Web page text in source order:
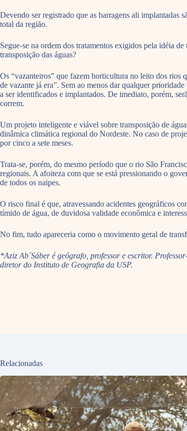
Devendo ser registrado que as barragens ali implantadas
total da região.
Segue-se na ordem dos tratamentos exigidos pela idéia
transposição das águas?
Os “vazanteiros” que fazem horticultura no leito dos rios
de vazante já era”. Sem ao menos dar qualquer
a ser identificados e implantados. De imediato, porém,
correm.
Um projeto inteligente e viável sobre transposição de
dinâmica climática regional do Nordeste. No caso de
por cinco a sete meses.
Trata-se, porém, do mesmo período que o rio São
regionais. A afoiteza com que se está pressionando o
de todos os naipes.
O risco final é que, atravessando acidentes geográficos
tímido de água, de duvidosa validade econômica e
No fim, tudo apareceria como o movimento geral de
*Aziz Ab´Sáber é geógrafo, professor e escritor.
diretor do Instituto de Geografia da USP.
Relacionadas